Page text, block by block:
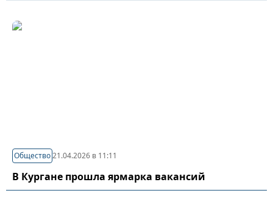
Общество21.04.2026 в 11:11
В Кургане прошла ярмарка вакансий